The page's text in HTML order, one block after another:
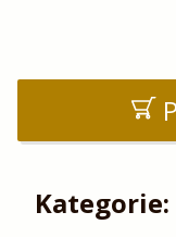
Kategorie: